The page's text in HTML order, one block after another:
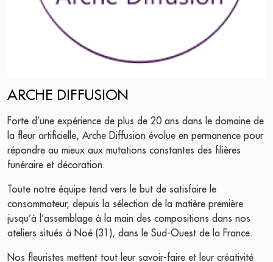
ARCHE DIFFUSION
Forte d’une expérience de plus de 20 ans dans le domaine de
la fleur artificielle, Arche Diffusion évolue en permanence pour
répondre au mieux aux mutations constantes des filières
funéraire et décoration.
Toute notre équipe tend vers le but de satisfaire le
consommateur, depuis la sélection de la matière première
jusqu’à l’assemblage à la main des compositions dans nos
ateliers situés à Noé (31), dans le Sud-Ouest de la France.
Nos fleuristes mettent tout leur savoir-faire et leur créativité